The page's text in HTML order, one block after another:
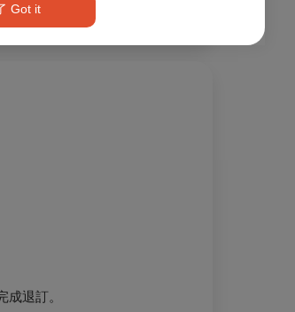
Got it
退訂。